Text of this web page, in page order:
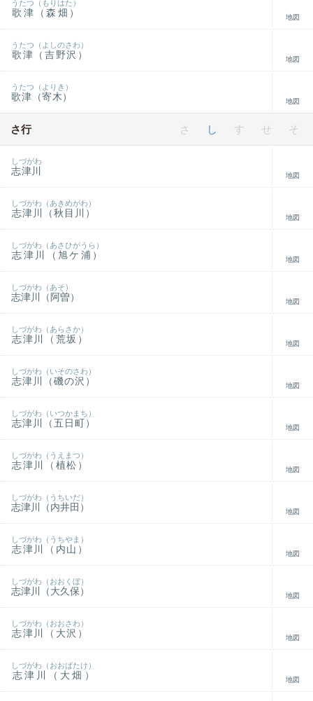
歌津（森畑）
うたつ（もりはた）
地図
歌津（吉野沢）
うたつ（よしのさわ）
地図
歌津（寄木）
うたつ（よりき）
地図
さ行 さ し す せ そ
志津川
しづがわ
地図
志津川（秋目川）
しづがわ（あきめがわ）
地図
志津川（旭ケ浦）
しづがわ（あさひがうら）
地図
志津川（阿曽）
しづがわ（あそ）
地図
志津川（荒坂）
しづがわ（あらさか）
地図
志津川（磯の沢）
しづがわ（いそのさわ）
地図
志津川（五日町）
しづがわ（いつかまち）
地図
志津川（植松）
しづがわ（うえまつ）
地図
志津川（内井田）
しづがわ（うちいだ）
地図
志津川（内山）
しづがわ（うちやま）
地図
志津川（大久保）
しづがわ（おおくぼ）
地図
志津川（大沢）
しづがわ（おおさわ）
地図
志津川（大畑）
しづがわ（おおばたけ）
地図